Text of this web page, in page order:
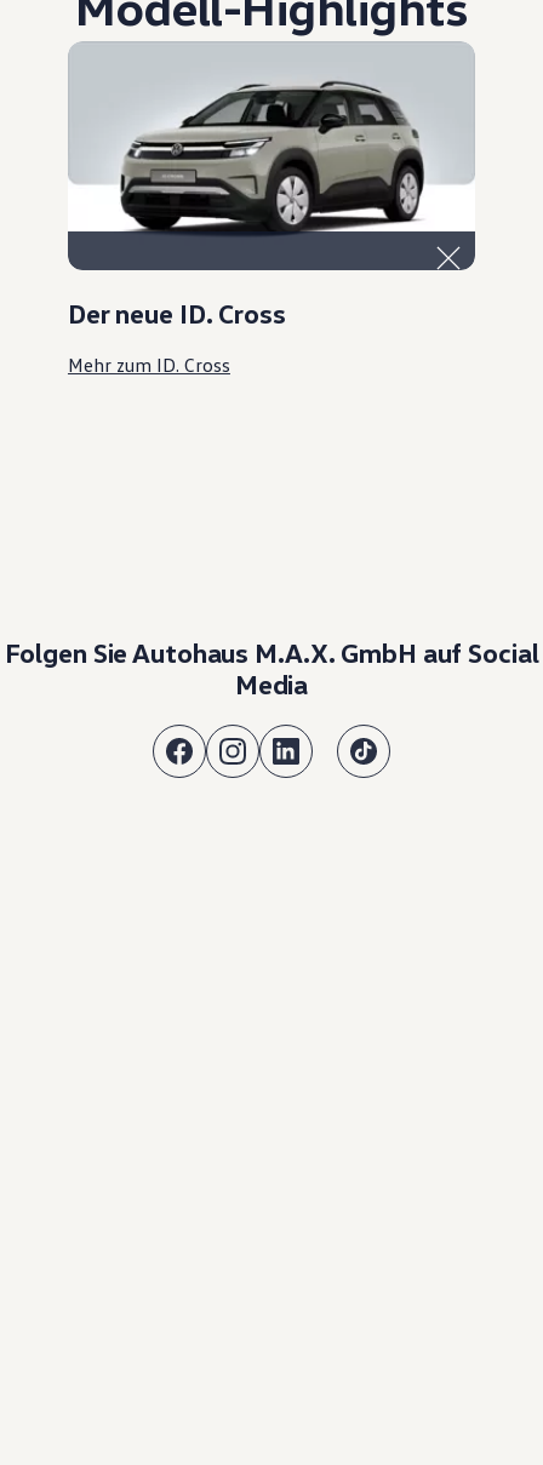
Der neue ID. Cross
Mehr zum ID. Cross
Folgen Sie Autohaus M.A.X. GmbH auf Social
Media